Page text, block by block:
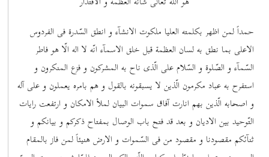
حمداً لمن اظهر بکلمته العلیا ملکوت الانشآء و انطق السّدرة فی الفردوس
الاعلی بما نطق به لسان العظمة قبل خلق الاسمآء انّه لا اله الّا هو فاطر
السّمآء و الصّلوة و السّلام علی الّذی ناح به المشرکون و فزع المنکرون و
استفرح به عباد مکرمون الّذین لا یسبقونه بالقول و هم بامره یعملون و علی آله
و اصحابه الّذین بهم انارت آفاق سموات البیان لملأ الامکان و ارتفعت رایات
التّوحید بین الادیان و بعد قد فتح باب الوصال بمفتاح ذکرکم و بیانکم و
ثنآئکم مقصودنا و مقصود من فی السّموات و الارض هنیئاً لمن فاز بالمقام